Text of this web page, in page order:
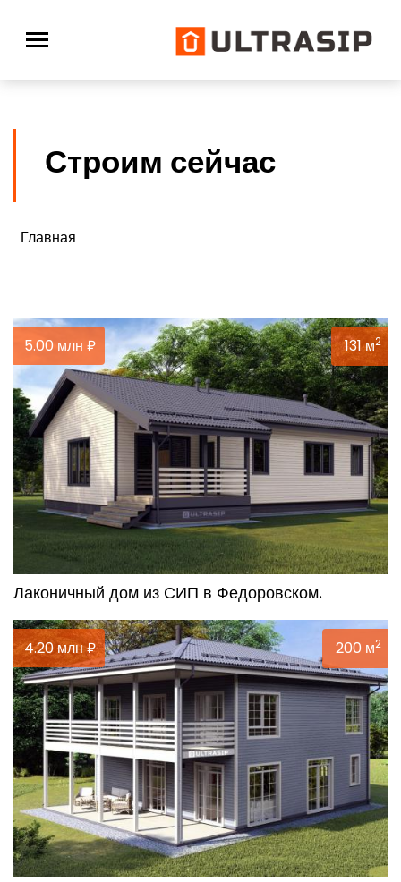
Строим сейчас
Главная
5.00 млн ₽ 131 м2
Лаконичный дом из СИП в Федоровском.
4.20 млн ₽ 200 м2